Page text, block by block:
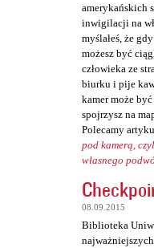
amerykańskich
inwigilacji na
myślałeś, że
możesz być
człowieka ze
biurku i pije
kamer może
spojrzysz na
Polecamy
pod kamerą,
własnego
08.09.2015
Biblioteka